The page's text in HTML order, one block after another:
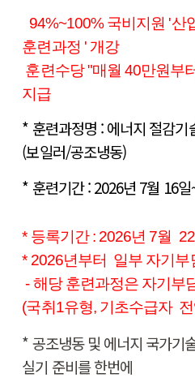
94%~100% 국비지원 '산
훈련과정 ' 개강
훈련수당 "매월 40만원부
지급
* 훈련과정명 : 에너지 절감기
(보일러/공조냉동)
* 훈련기간 : 2026년 7월 16
* 등록기간 : 2026년 7월
* 2026년부터 일부 자기부
- 해당 훈련과정은 자기부
(국취1유형, 기초수급자
* 공조냉동 및 에너지 국가기
실기 준비를 한번에